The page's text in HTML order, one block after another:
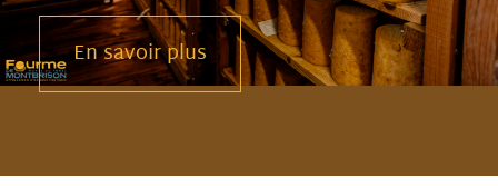
En savoir plus